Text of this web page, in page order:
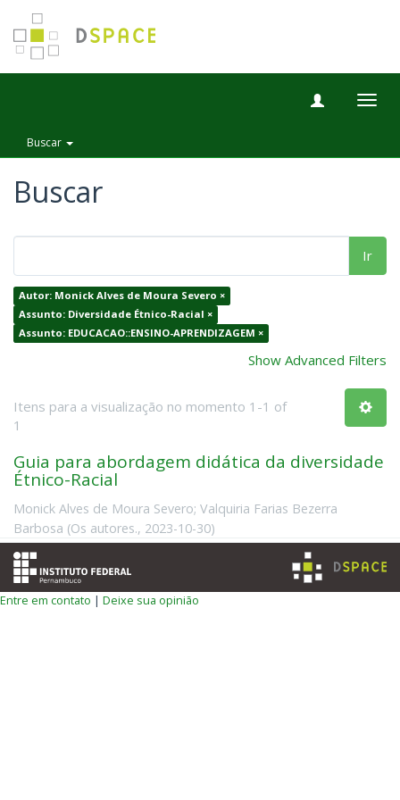
Buscar
Buscar
Ir
Autor: Monick Alves de Moura Severo ×
Assunto: Diversidade Étnico-Racial ×
Assunto: EDUCACAO::ENSINO-APRENDIZAGEM ×
Show Advanced Filters
Itens para a visualização no momento 1-1 of
1
Guia para abordagem didática da diversidade
Étnico-Racial
Monick Alves de Moura Severo; Valquiria Farias Bezerra
Barbosa (Os autores., 2023-10-30)
Entre em contato | Deixe sua opinião